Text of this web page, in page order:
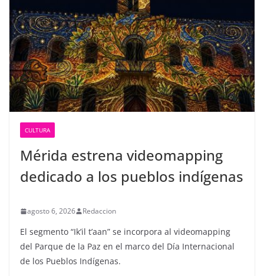
CULTURA
Mérida estrena videomapping
dedicado a los pueblos indígenas
agosto 6, 2026 Redaccion
El segmento “Ik’il t’aan” se incorpora al videomapping
del Parque de la Paz en el marco del Día Internacional
de los Pueblos Indígenas.